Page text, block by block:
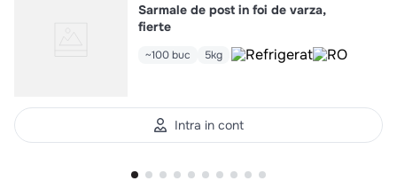
Sarmale de post in foi de varza,
fierte
~100 buc 5kg
Intra in cont